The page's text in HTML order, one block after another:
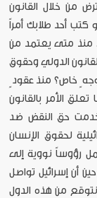
من خلال القانون
كتب أحد طلابك أمراً
منذ متى يعتمد من
الدولي وحقوق
خاص؟ منذ عقود
الأمر بالقانون
حق النقض ضد
لحقوق الإنسان
رؤوساً نووية إلى
أن إسرائيل تواصل
نتوقع من هذه الدول